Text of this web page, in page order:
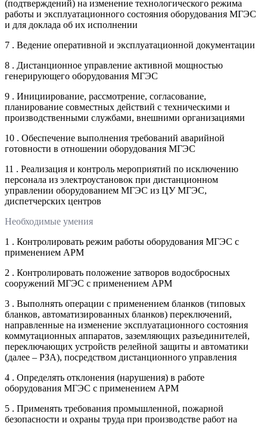
(подтверждений) на изменение технологического режима
работы и эксплуатационного состояния оборудования МГЭС
и для доклада об их исполнении
7 . Ведение оперативной и эксплуатационной документации
8 . Дистанционное управление активной мощностью
генерирующего оборудования МГЭС
9 . Инициирование, рассмотрение, согласование,
планирование совместных действий с техническими и
производственными службами, внешними организациями
10 . Обеспечение выполнения требований аварийной
готовности в отношении оборудования МГЭС
11 . Реализация и контроль мероприятий по исключению
персонала из электроустановок при дистанционном
управлении оборудованием МГЭС из ЦУ МГЭС,
диспетчерских центров
Необходимые умения
1 . Контролировать режим работы оборудования МГЭС с
применением АРМ
2 . Контролировать положение затворов водосбросных
сооружений МГЭС с применением АРМ
3 . Выполнять операции с применением бланков (типовых
бланков, автоматизированных бланков) переключений,
направленные на изменение эксплуатационного состояния
коммутационных аппаратов, заземляющих разъединителей,
переключающих устройств релейной защиты и автоматики
(далее – РЗА), посредством дистанционного управления
4 . Определять отклонения (нарушения) в работе
оборудования МГЭС с применением АРМ
5 . Применять требования промышленной, пожарной
безопасности и охраны труда при производстве работ на